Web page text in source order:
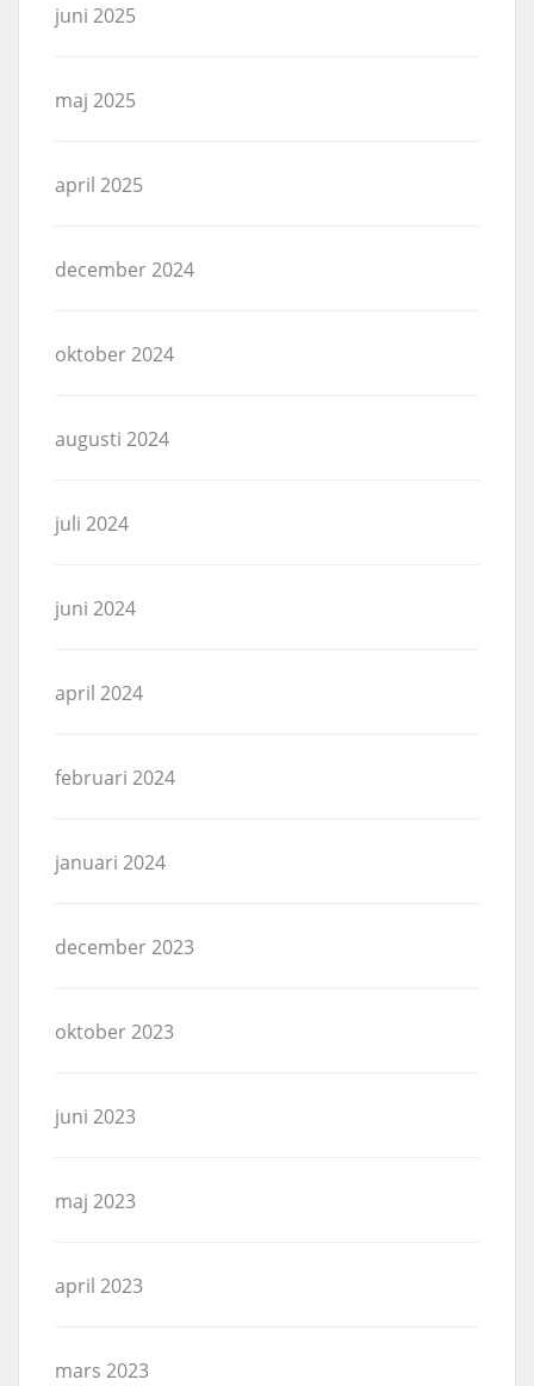
juni 2025
maj 2025
april 2025
december 2024
oktober 2024
augusti 2024
juli 2024
juni 2024
april 2024
februari 2024
januari 2024
december 2023
oktober 2023
juni 2023
maj 2023
april 2023
mars 2023